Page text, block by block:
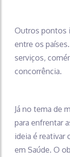
Outros pontos
entre os
serviços,
concorrência.
Já no tema de
para enfrentar
ideia é reativar
em Saúde. O